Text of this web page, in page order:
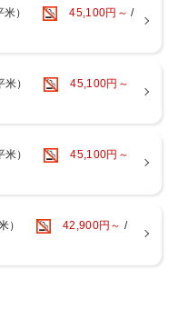
すプラザ淡路島ならではの贅
の風景と、緩やかに流れる時
いただきます。
に数々の食材を納めてきた淡
のお造りづくし、新鮮な海の
米） 45,100円～ /
米）
45,100円～
米）
45,100円～
） 42,900円～ /